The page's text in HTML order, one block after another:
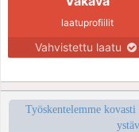
laatuprofiilit
Vahvistettu laatu
Työskentelemme